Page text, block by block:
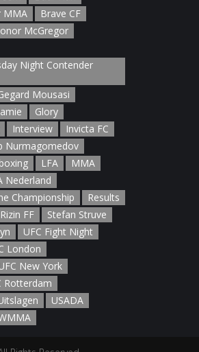
MMA
Brave CF
McGregor
Night Contender
Mousasi
Glory
Interview
Invicta FC
Nurmagomedov
LFA
MMA
Nederland
Championship
Results
Rizin FF
Stefan Struve
UFC Fight Night
London
New York
Rotterdam
USADA